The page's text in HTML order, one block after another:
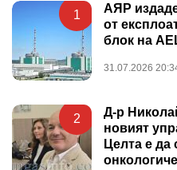
1
АЯР
от
блок на
31.07.2026
2
Д-р
новият
Целта е